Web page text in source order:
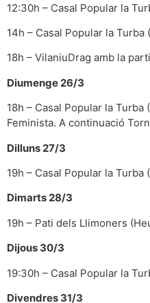
12:30h – Casal Popular la
14h – Casal Popular la
18h – VilaniuDrag amb la
Diumenge 26/3
18h – Casal Popular la
Feminista. A continuació
Dilluns 27/3
19h – Casal Popular la
Dimarts 28/3
19h – Pati dels Llimoners
Dijous 30/3
19:30h – Casal Popular la
Divendres 31/3